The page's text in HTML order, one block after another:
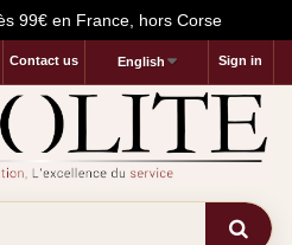
99€ en France, hors Corse
Sign in
English
Contact us